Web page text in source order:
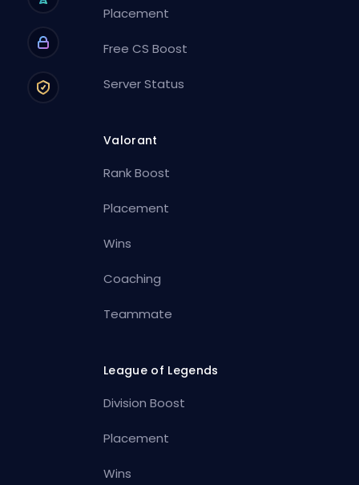
Placement
Free CS Boost
Server Status
Valorant
Rank Boost
Placement
Wins
Coaching
Teammate
League of Legends
Division Boost
Placement
Wins